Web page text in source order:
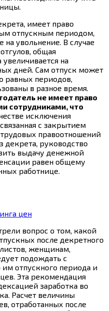
имеет право
отпускным периодом,
на увольнение. В случае
общая
на
дней. Сам отпуск может
равных периодов,
в разное время.
не имеет право
сотрудниками, что
исключения
с закрытием
правоотношений
руководство
выдачу денежной
равен общему
работнице.
вопрос о том, какой
после декретного
женщинам,
подождать с
отпускного периода и
Эта рекомендация
заработка во
Расчет величины
отработанных после